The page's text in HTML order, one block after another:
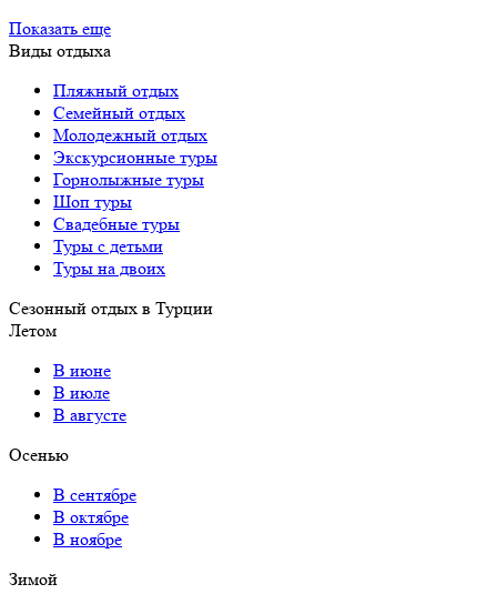
Показать еще
Виды отдыха
Пляжный отдых
Семейный отдых
Молодежный отдых
Экскурсионные туры
Горнолыжные туры
Шоп туры
Свадебные туры
Туры с детьми
Туры на двоих
Сезонный отдых в Турции
Летом
В июне
В июле
В августе
Осенью
В сентябре
В октябре
В ноябре
Зимой